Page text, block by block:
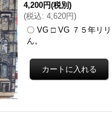
4,200円(税別)
(税込: 4,620円)
〇 VG □ VG ７５年リ
ん。